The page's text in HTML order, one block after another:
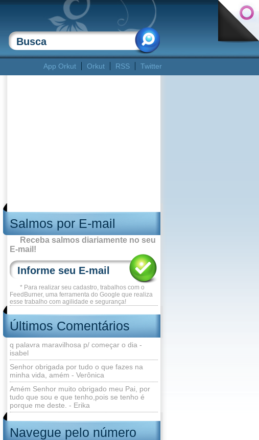
App Orkut Orkut RSS Twitter
Salmos por E-mail
Receba salmos diariamente no seu
E-mail!
* Para realizar seu cadastro, trabalhos com o
FeedBurner, uma ferramenta do Google que realiza
esse trabalho com agilidade e segurança!
Últimos Comentários
q palavra maravilhosa p/ começar o dia -
isabel
Senhor obrigada por tudo o que fazes na
minha vida, amém - Verônica
Amém Senhor muito obrigado meu Pai, por
tudo que sou e que tenho,pois se tenho é
porque me deste. - Erika
Navegue pelo número